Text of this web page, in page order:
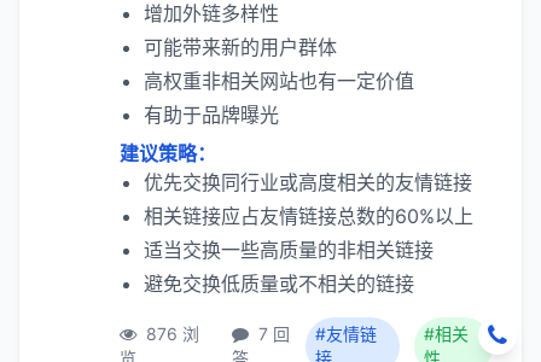
增加外链多样性
可能带来新的用户群体
高权重非相关网站也有一定价值
有助于品牌曝光
建议策略：
优先交换同行业或高度相关的友情链接
相关链接应占友情链接总数的60%以上
适当交换一些高质量的非相关链接
避免交换低质量或不相关的链接
876 浏
览
7 回
答
#友情链
接
#相关
性